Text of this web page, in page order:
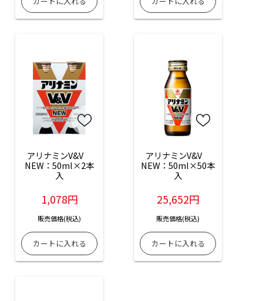
アリナミンV&V
NEW：50ml×2本
入
1,078円
販売価格(税込)
アリナミンV&V
NEW：50ml×50本
入
25,652円
販売価格(税込)